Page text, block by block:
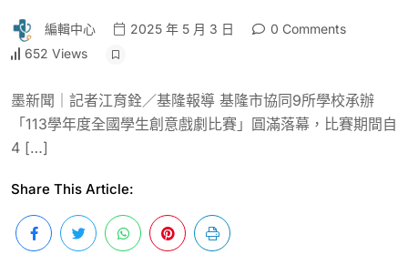
編輯中心 2025 年 5 月 3 日
0 Comments
652 Views
墨新聞｜記者江育銓／基隆報導 基隆市協同9所學校承辦
「113學年度全國學生創意戲劇比賽」圓滿落幕，比賽期間自
4 […]
Share This Article: